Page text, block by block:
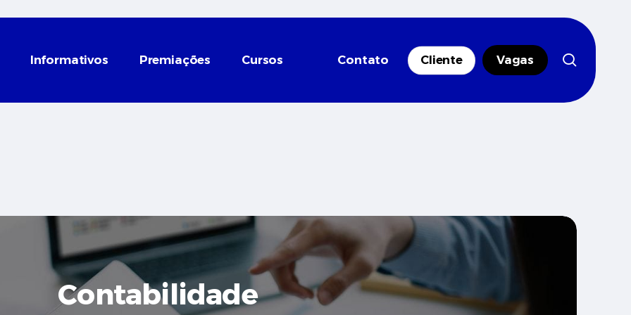
Informativos Premiações Cursos Contato Cliente Vagas
Contabilidade